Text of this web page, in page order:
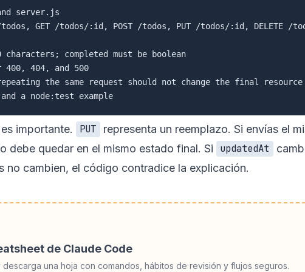
server.js
GET /todos/:id, POST /todos, PUT /todos/:id, DELETE /
completed must be boolean
400, 404, and 500
the same request should not change the final
importante. PUT
representa un reemplazo. Si envías el
debe quedar en el mismo estado final. Si
updatedAt
no cambien, el código contradice la explicación.
de Claude Code
descarga una hoja con comandos, hábitos de revisión y flujos seguros.